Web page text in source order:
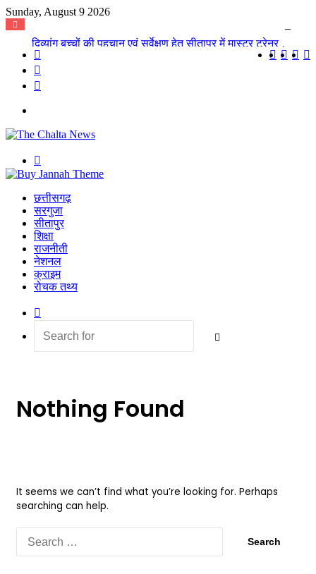
Sunday, August 9 2026
दिव्यांग बच्चों की पहचान एवं सर्वेक्षण हेतु सीतापुर में मास्टर ट्रेनर प्रशिक्षण आयोजित
X
for
छत्तीसगढ़
सरगुजा
सीतापुर
शिक्षा
राजनीती
नेशनल
क्राइम
रोचक तथ्य
Article
Nothing Found
It seems we can’t find what you’re looking for. Perhaps
searching can help.